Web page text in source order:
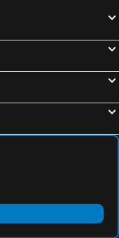
商旅
村
麗寶樂園
站